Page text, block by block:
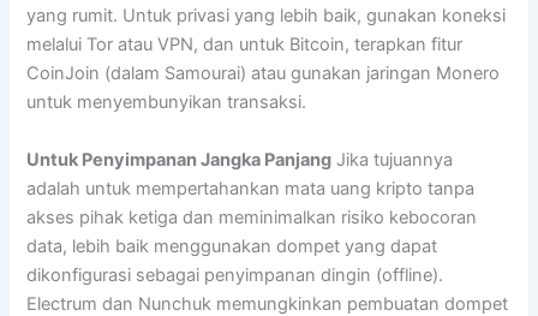
yang rumit. Untuk privasi yang lebih baik, gunakan koneksi
melalui Tor atau VPN, dan untuk Bitcoin, terapkan fitur
CoinJoin (dalam Samourai) atau gunakan jaringan Monero
untuk menyembunyikan transaksi.
Untuk Penyimpanan Jangka Panjang Jika tujuannya
adalah untuk mempertahankan mata uang kripto tanpa
akses pihak ketiga dan meminimalkan risiko kebocoran
data, lebih baik menggunakan dompet yang dapat
dikonfigurasi sebagai penyimpanan dingin (offline).
Electrum dan Nunchuk memungkinkan pembuatan dompet